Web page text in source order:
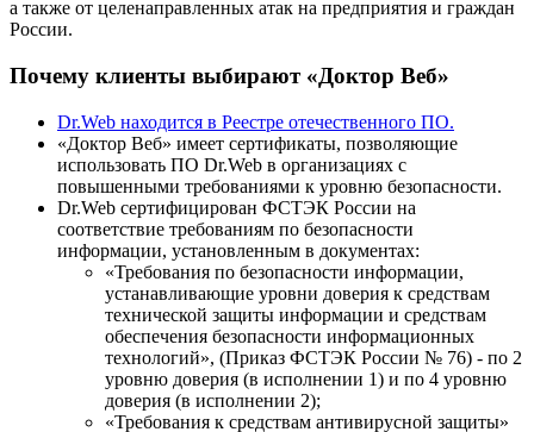
а также от целенаправленных атак на предприятия и граждан
России.
Почему клиенты выбирают «Доктор Веб»
Dr.Web находится в Реестре отечественного ПО.
«Доктор Веб» имеет сертификаты, позволяющие
использовать ПО Dr.Web в организациях с
повышенными требованиями к уровню безопасности.
Dr.Web сертифицирован ФСТЭК России на
соответствие требованиям по безопасности
информации, установленным в документах:
«Требования по безопасности информации,
устанавливающие уровни доверия к средствам
технической защиты информации и средствам
обеспечения безопасности информационных
технологий», (Приказ ФСТЭК России № 76) - по 2
уровню доверия (в исполнении 1) и по 4 уровню
доверия (в исполнении 2);
«Требования к средствам антивирусной защиты»